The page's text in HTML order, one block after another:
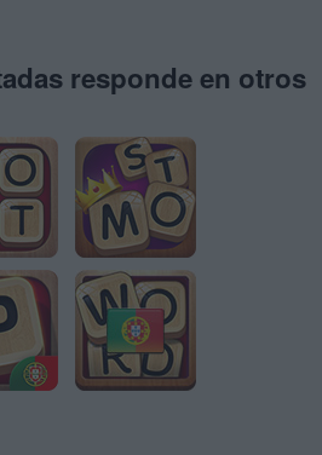
responde en otros